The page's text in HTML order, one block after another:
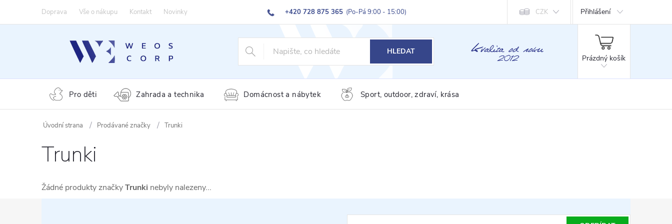
+420 728 875 365 (Po-Pá 9:00 - 15:00)
Doprava Vše o nákupu Kontakt Novinky CZK Přihlášení
HLEDAT
NÁKUPNÍ
Prázdný košík
Pro děti Zahrada a technika Domácnost a nábytek Sport, outdoor, zdraví, krása
Prodávané značky Trunki
Trunki
Žádné produkty značkyTrunki nebyly nalezeny...